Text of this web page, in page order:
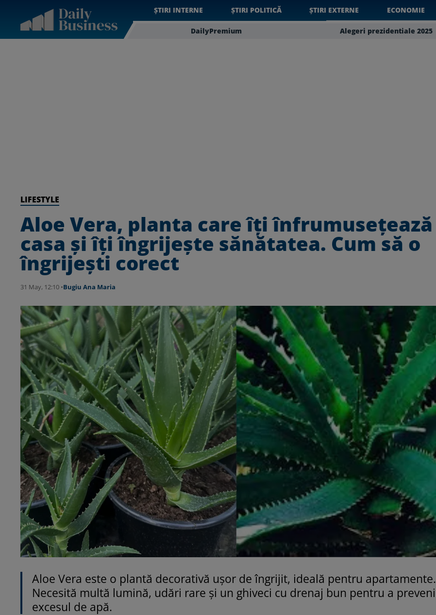
ȘTIRI INTERNE ȘTIRI POLITICĂ ȘTIRI EXTERNE ECONOMIE
DailyPremium Alegeri prezidentiale 2025
LIFESTYLE
Aloe Vera, planta care îți înfrumusețează
casa și îți îngrijește sănătatea. Cum să o
îngrijești corect
31 May, 12:10 •Bugiu ⁠Ana Maria
Aloe Vera este o plantă decorativă ușor de îngrijit, ideală pentru apartamente.
Necesită multă lumină, udări rare și un ghiveci cu drenaj bun pentru a preveni
excesul de apă.